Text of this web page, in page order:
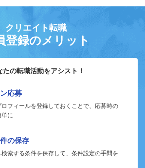
クリエイト転職
登録のメリット
の転職活動をアシスト！
応募
ロフィールを登録しておくことで、応募時の
単に
の保存
索する条件を保存して、条件設定の手間を